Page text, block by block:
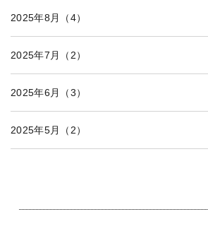
2025年8月 （4）
2025年7月 （2）
2025年6月 （3）
2025年5月 （2）